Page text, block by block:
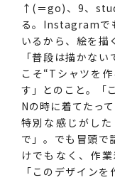
↑(＝go)、9、
る。Instagramで
いるから、絵を描
「普段は描かな
こそ“Tシャツを
す」とのこと。「
Nの時に着てたっ
特別な感じがし
で」。でも冒頭で
けでもなく、作
「このデザイン